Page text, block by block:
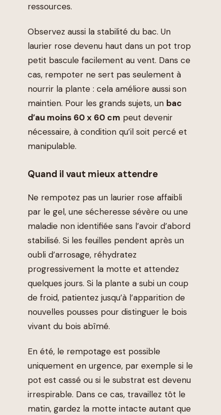
ressources.
Observez aussi la stabilité du bac. Un
laurier rose devenu haut dans un pot trop
petit bascule facilement au vent. Dans ce
cas, rempoter ne sert pas seulement à
nourrir la plante : cela améliore aussi son
maintien. Pour les grands sujets, un bac
d’au moins 60 x 60 cm peut devenir
nécessaire, à condition qu’il soit percé et
manipulable.
Quand il vaut mieux attendre
Ne rempotez pas un laurier rose affaibli
par le gel, une sécheresse sévère ou une
maladie non identifiée sans l’avoir d’abord
stabilisé. Si les feuilles pendent après un
oubli d’arrosage, réhydratez
progressivement la motte et attendez
quelques jours. Si la plante a subi un coup
de froid, patientez jusqu’à l’apparition de
nouvelles pousses pour distinguer le bois
vivant du bois abîmé.
En été, le rempotage est possible
uniquement en urgence, par exemple si le
pot est cassé ou si le substrat est devenu
irrespirable. Dans ce cas, travaillez tôt le
matin, gardez la motte intacte autant que